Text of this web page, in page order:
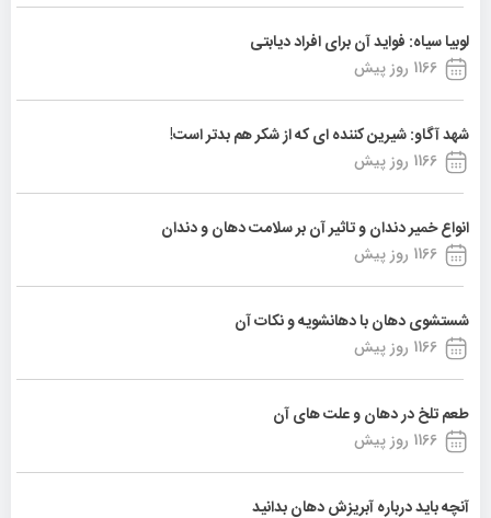
لوبیا سیاه: فواید آن برای افراد دیابتی
1166 روز پیش
شهد آگاو: شیرین کننده ای که از شکر هم بدتر است!
1166 روز پیش
انواع خمیر دندان و تاثیر آن بر سلامت دهان و دندان
1166 روز پیش
شستشوی دهان با دهانشویه و نکات آن
1166 روز پیش
طعم تلخ در دهان و علت های آن
1166 روز پیش
آنچه باید درباره آبریزش دهان بدانید